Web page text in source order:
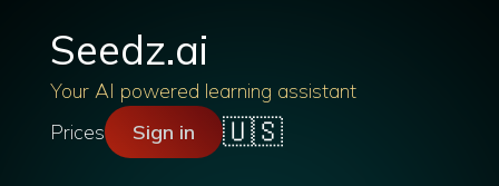
Seedz.ai
Your AI powered learning assistant
Prices
Sign in 🇺🇸